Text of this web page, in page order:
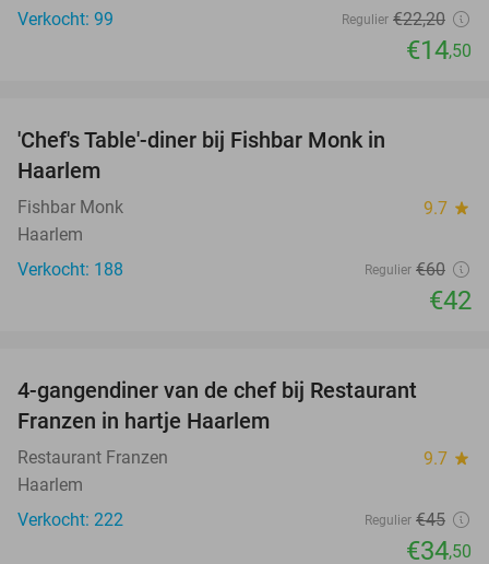
Verkocht: 99
Regulier €22,20
€14,50
'Chef's Table'-diner bij Fishbar Monk in
Haarlem
Fishbar Monk 9.7 star
Haarlem
Verkocht: 188
Regulier €60
€42
4-gangendiner van de chef bij Restaurant
Franzen in hartje Haarlem
Restaurant Franzen 9.7 star
Haarlem
Verkocht: 222
Regulier €45
€34,50